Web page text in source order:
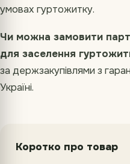
умовах гуртожитку.
Чи можна замовити
для заселення
за держзакупівлями з
Україні.
Коротко про товар